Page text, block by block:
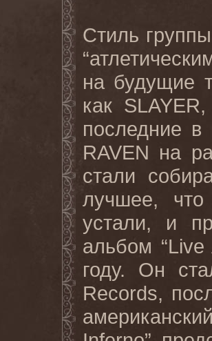
Стиль
на будущие
как
последние
RAVEN на
стали
лучшее,
устали, и
альбом
году. Он
Records,